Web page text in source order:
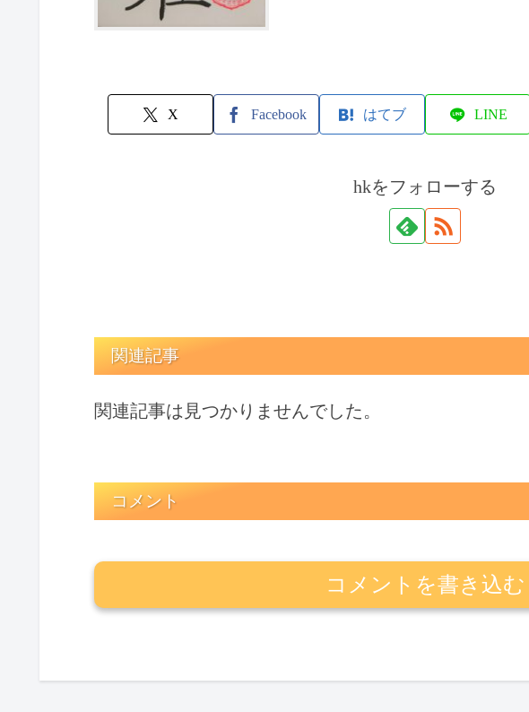
X Facebook はてブ LINE
hkをフォローする
関連記事
関連記事は見つかりませんでした。
コメント
コメントを書き込む